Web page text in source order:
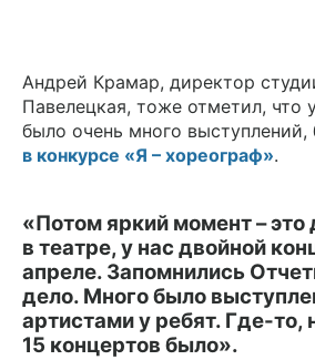
Андрей Крамар, директор
Павелецкая, тоже отметил, что
было очень много выступлений,
в конкурсе «Я – хореограф».
«Потом яркий момент –
в театре, у нас двойной
апреле. Запомнились
дело. Много было
артистами у ребят. Где-то,
15 концертов было».